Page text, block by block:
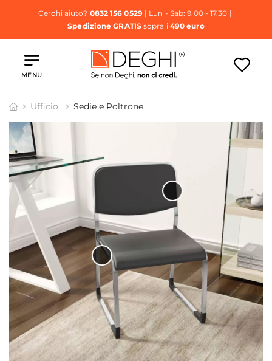
Cerchi aiuto? 0832 156 0529| Lun - Sab: 9.00 - 17.30 |
Spedizione GRATISsopra i 490 euro
MENU
Ufficio Sedie e Poltrone